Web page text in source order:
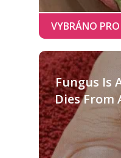
Fungus Is
Dies From